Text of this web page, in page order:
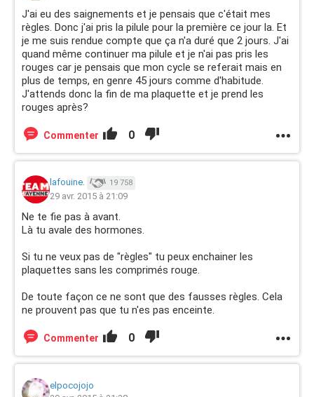
J'ai eu des saignements et je pensais que c'était mes
règles. Donc j'ai pris la pilule pour la première ce jour la. Et
je me suis rendue compte que ça n'a duré que 2 jours. J'ai
quand même continuer ma pilule et je n'ai pas pris les
rouges car je pensais que mon cycle se referait mais en
plus de temps, en genre 45 jours comme d'habitude.
J'attends donc la fin de ma plaquette et je prend les
rouges après?
Commenter 0
lafouine. 19 758
29 avr. 2015 à 21:09
Ne te fie pas à avant.
Là tu avale des hormones.
Si tu ne veux pas de "règles" tu peux enchainer les
plaquettes sans les comprimés rouge.
De toute façon ce ne sont que des fausses règles. Cela
ne prouvent pas que tu n'es pas enceinte.
Commenter 0
elpocojojo